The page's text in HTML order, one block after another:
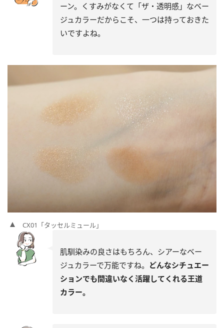
ーン。くすみがなくて「ザ・透明感」なベー
ジュカラーだからこそ、一つは持っておきた
いですよね。
CX01「タッセルミュール」
肌馴染みの良さはもちろん、シアーなベー
ジュカラーで万能ですね。 どんなシチュエー
ションでも間違いなく活躍してくれる王道
カラー。